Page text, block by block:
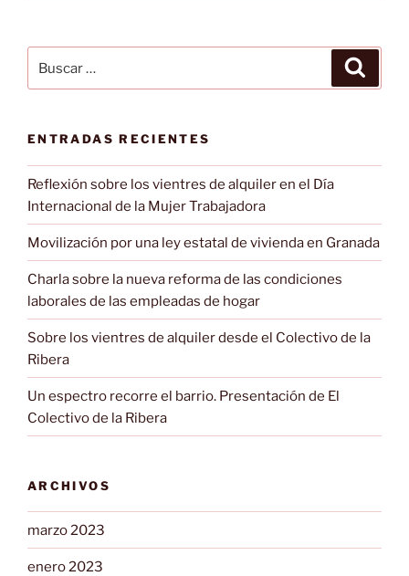
por:
ENTRADAS RECIENTES
Reflexión sobre los vientres de alquiler en el Día
Internacional de la Mujer Trabajadora
Movilización por una ley estatal de vivienda en Granada
Charla sobre la nueva reforma de las condiciones
laborales de las empleadas de hogar
Sobre los vientres de alquiler desde el Colectivo de la
Ribera
Un espectro recorre el barrio. Presentación de El
Colectivo de la Ribera
ARCHIVOS
marzo 2023
enero 2023